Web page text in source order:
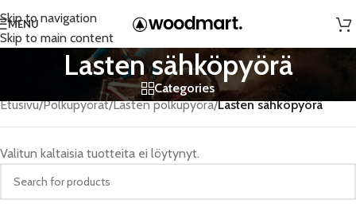
Skip to navigation
Skip to main content
MENU
Lasten sähköpyörä
Categories
Etusivu/Polkupyörät/Lasten polkupyörä/Lasten sähköpyörä
Valitun kaltaisia tuotteita ei löytynyt.